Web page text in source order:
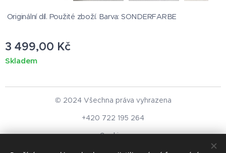
Originální díl. Použité zboží. Barva: SONDERFARBE
3 499,00 Kč
Skladem
© 2024 Všechna práva vyhrazena
+420 722 195 264
Cookies